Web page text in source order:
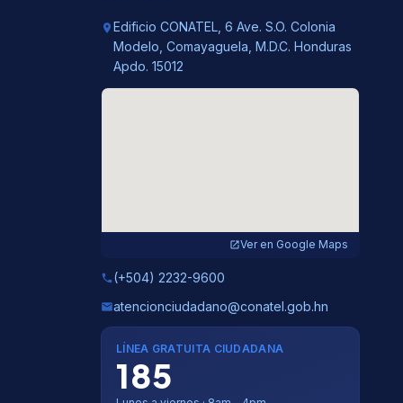
location_on Edificio CONATEL, 6 Ave. S.O. Colonia
Modelo, Comayaguela, M.D.C. Honduras
Apdo. 15012
open_in_newVer en Google Maps
phone(+504) 2232-9600
emailatencionciudadano@conatel.gob.hn
LÍNEA GRATUITA CIUDADANA
185